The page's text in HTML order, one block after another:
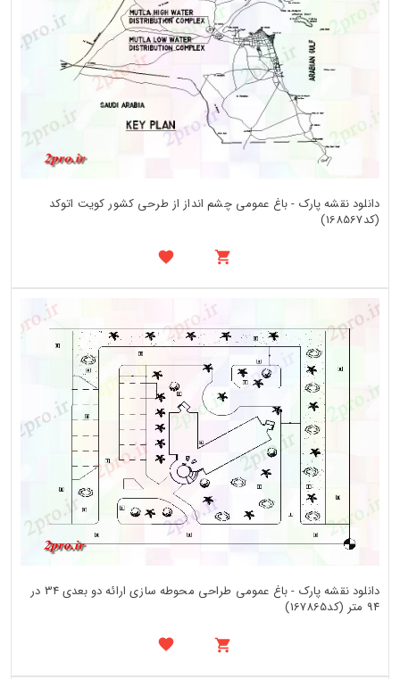
دانلود نقشه پارک - باغ عمومی چشم انداز از طرحی کشور کویت اتوکد
(کد168567)
دانلود نقشه پارک - باغ عمومی طراحی محوطه سازی ارائه دو بعدی 34 در
94 متر (کد167865)